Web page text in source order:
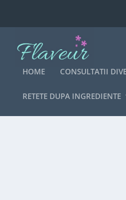
HOME CONSULTATII
RETETE DUPA INGREDIENTE